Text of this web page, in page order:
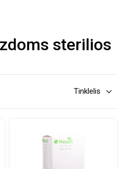
sterilios